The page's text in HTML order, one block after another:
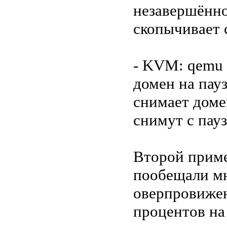
скопычивает
- KVM: qemu
домен на
снимает
снимут с
Второй
пообещали
процентов